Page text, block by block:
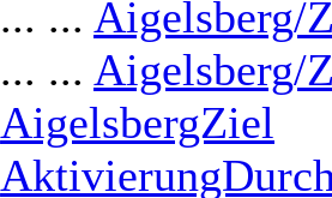
... ... Aigelsberg/
... ... Aigelsberg/
AigelsbergZiel